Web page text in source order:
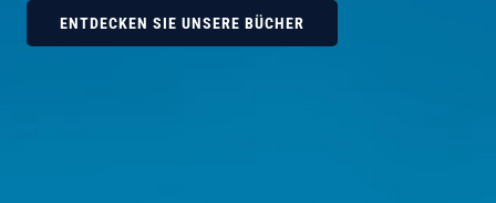
ENTDECKEN SIE UNSERE BÜCHER